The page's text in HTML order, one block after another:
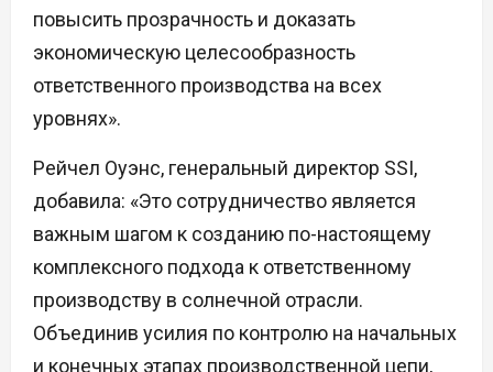
повысить прозрачность и доказать
экономическую целесообразность
ответственного производства на всех
уровнях».
Рейчел Оуэнс, генеральный директор SSI,
добавила: «Это сотрудничество является
важным шагом к созданию по-настоящему
комплексного подхода к ответственному
производству в солнечной отрасли.
Объединив усилия по контролю на начальных
и конечных этапах производственной цепи,